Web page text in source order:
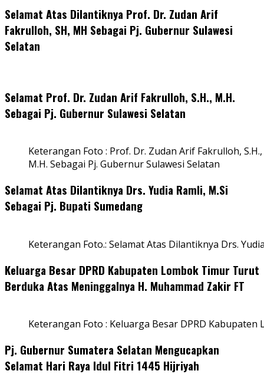
Selamat Atas Dilantiknya Prof. Dr. Zudan Arif
Fakrulloh, SH, MH Sebagai Pj. Gubernur Sulawesi
Selatan
Selamat Prof. Dr. Zudan Arif Fakrulloh, S.H., M.H.
Sebagai Pj. Gubernur Sulawesi Selatan
Keterangan Foto : Prof. Dr. Zudan Arif Fakrulloh, S.H.,
M.H. Sebagai Pj. Gubernur Sulawesi Selatan
Selamat Atas Dilantiknya Drs. Yudia Ramli, M.Si
Sebagai Pj. Bupati Sumedang
Keterangan Foto.: Selamat Atas Dilantiknya Drs.
Keluarga Besar DPRD Kabupaten Lombok Timur Turut
Berduka Atas Meninggalnya H. Muhammad Zakir FT
Keterangan Foto : Keluarga Besar DPRD
Pj. Gubernur Sumatera Selatan Mengucapkan
Selamat Hari Raya Idul Fitri 1445 Hijriyah